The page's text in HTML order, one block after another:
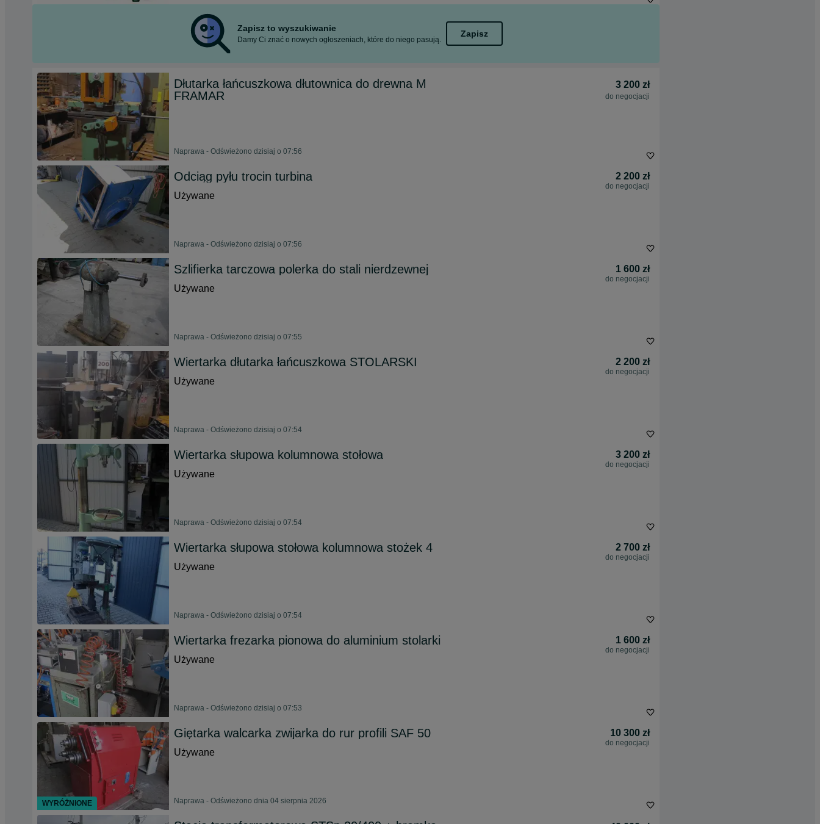
Zapisz to wyszukiwanie
Damy Ci znać o nowych ogłoszeniach, które do niego pasują.
Zapisz
Dłutarka łańcuszkowa dłutownica do drewna M
FRAMAR
3 200 zł
do negocjacji
Naprawa - Odświeżono dzisiaj o 07:56
Odciąg pyłu trocin turbina 2 200 zł
do negocjacji
Używane
Naprawa - Odświeżono dzisiaj o 07:56
Szlifierka tarczowa polerka do stali nierdzewnej 1 600 zł
do negocjacji
Używane
Naprawa - Odświeżono dzisiaj o 07:55
Wiertarka dłutarka łańcuszkowa STOLARSKI 2 200 zł
do negocjacji
Używane
Naprawa - Odświeżono dzisiaj o 07:54
Wiertarka słupowa kolumnowa stołowa 3 200 zł
do negocjacji
Używane
Naprawa - Odświeżono dzisiaj o 07:54
Wiertarka słupowa stołowa kolumnowa stożek 4 2 700 zł
do negocjacji
Używane
Naprawa - Odświeżono dzisiaj o 07:54
Wiertarka frezarka pionowa do aluminium stolarki 1 600 zł
do negocjacji
Używane
Naprawa - Odświeżono dzisiaj o 07:53
Giętarka walcarka zwijarka do rur profili SAF 50 10 300 zł
do negocjacji
Używane
Naprawa - Odświeżono dnia 04 sierpnia 2026
WYRÓŻNIONE